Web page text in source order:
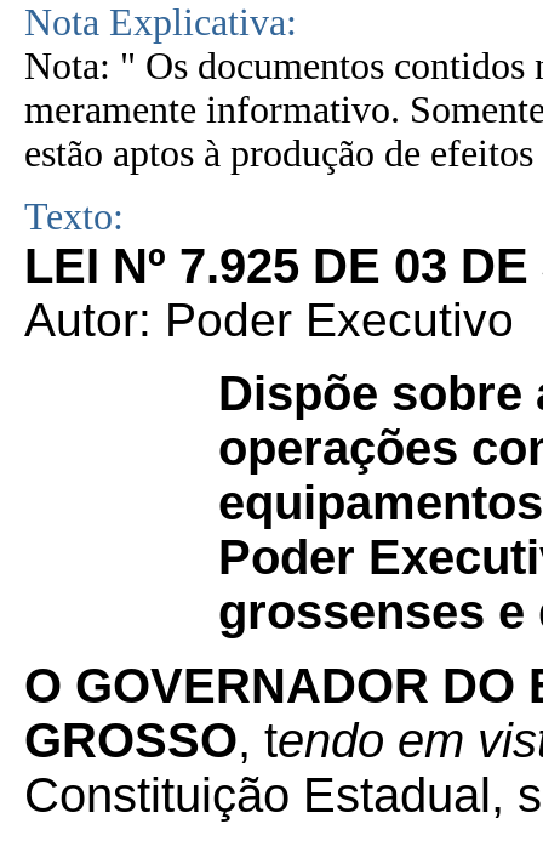
Nota Explicativa:
Nota: " Os documentos contidos
meramente informativo.
estão aptos à produção de
Texto:
LEI Nº 7.925 DE 03
Autor: Poder Executivo
Dispõe sobre
operações
Poder
grossenses
O GOVERNADOR DO
GROSSO, tendo em
Constituição Estadual,